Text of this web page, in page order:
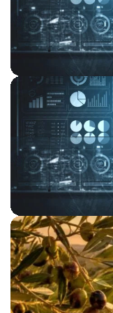
INNOVARE II
NEWS
PEM: NEL
ANNUNCIATE
NEWS
PEM: MAGGIO
INVESTIMENTI